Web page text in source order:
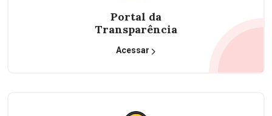
Portal da
Transparência
Acessar